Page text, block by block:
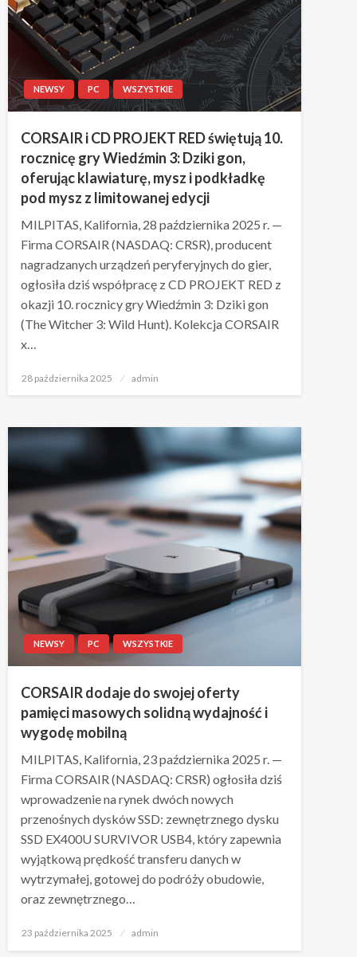
NEWSY PC WSZYSTKIE
CORSAIR i CD PROJEKT RED świętują 10.
rocznicę gry Wiedźmin 3: Dziki gon,
oferując klawiaturę, mysz i podkładkę
pod mysz z limitowanej edycji
MILPITAS, Kalifornia, 28 października 2025 r. —
Firma CORSAIR (NASDAQ: CRSR), producent
nagradzanych urządzeń peryferyjnych do gier,
ogłosiła dziś współpracę z CD PROJEKT RED z
okazji 10. rocznicy gry Wiedźmin 3: Dziki gon
(The Witcher 3: Wild Hunt). Kolekcja CORSAIR
x…
Napisano
28 października 2025 admin
NEWSY PC WSZYSTKIE
CORSAIR dodaje do swojej oferty
pamięci masowych solidną wydajność i
wygodę mobilną
MILPITAS, Kalifornia, 23 października 2025 r. —
Firma CORSAIR (NASDAQ: CRSR) ogłosiła dziś
wprowadzenie na rynek dwóch nowych
przenośnych dysków SSD: zewnętrznego dysku
SSD EX400U SURVIVOR USB4, który zapewnia
wyjątkową prędkość transferu danych w
wytrzymałej, gotowej do podróży obudowie,
oraz zewnętrznego…
Napisano
23 października 2025 admin